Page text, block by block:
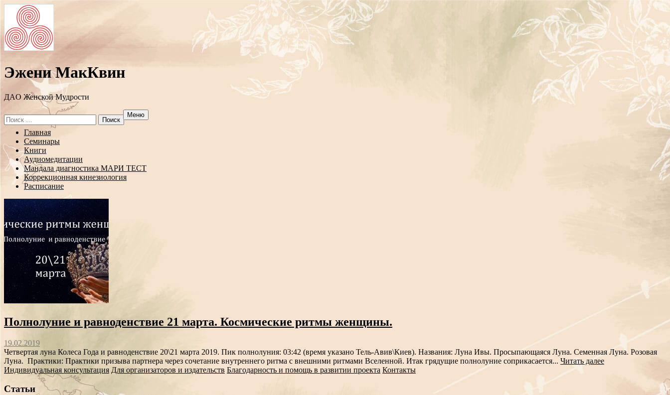
Эжени МакКвин
ДAO Женской Мудрости
Search
for:
Меню
Перейти
содержанию
Главная
Семинары
Книги
Аудиомедитации
Мандала диагностика МАРИ ТЕСТ
Коррекционная кинезиология
Расписание
Полнолуние и равноденствие 21 марта. Космические ритмы женщины.
19.02.2019
Четвертая луна Колеса Года и равноденствие 20\21 марта 2019. Пик полнолуния: 03:42 (время указано Тель-Авив\Киев). Названия: Луна Ивы. Просыпающаяся Луна. Семенная Луна. Розовая
Луна. Практики: Практики призыва партнера через сочетание внутреннего ритма с внешними ритмами Вселенной. Итак грядущие полнолуние соприкасается... Читать далее
Индивидуальная консультация Для организаторов и издательств Благодарность и помощь в развитии проекта Контакты
Статьи